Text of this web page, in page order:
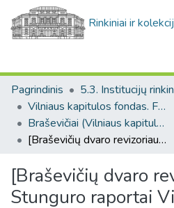
Rinkiniai ir
Pagrindinis
Vilniaus kapitulos fondas. F43
Braševičiai (Vilniaus kapitulos fondas. F43. Bažnytinės valdos)
[Braševičių dvaro revizoriaus Jono Stunguro raportai Vilniaus kapitulai apie dvaro ekonominę padėtį bei valstiečiams skirtos paramos grūdais žiniaraščiai]
[Braševičių dvaro
Stunguro raportai